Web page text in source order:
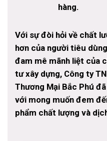
hàng.
Với sự đòi hỏi về chất
hơn của người tiêu
đam mê mãnh liệt của
tư xây dựng, Công ty
Thương Mại Bắc Phú
với mong muốn đem
phẩm chất lượng và